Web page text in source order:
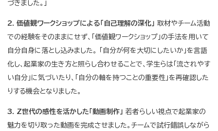
づきました。」
2. 価値観ワークショップによる「自己理解の深化」 取材やチーム活動
での経験をそのままにせず、「価値観ワークショップ」の手法を用いて
自分自身に落とし込みました。 「自分が何を大切にしたいか」を言語
化し、起業家の生き方と照らし合わせることで、学生らは「流されやす
い自分」に気づいたり、「自分の軸を持つことの重要性」を再確認した
りする機会となりました。
3. Z世代の感性を活かした「動画制作」 若者らしい視点で起業家の
魅力を切り取った動画を完成させました。チームで試行錯誤しながら